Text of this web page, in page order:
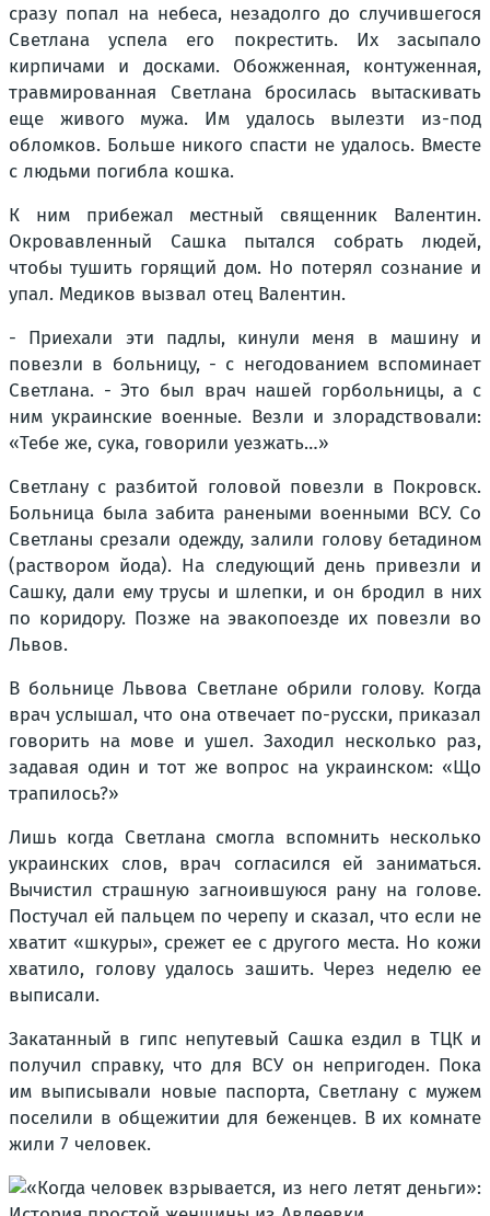
сразу попал на небеса, незадолго до случившегося
Светлана успела его покрестить. Их засыпало
кирпичами и досками. Обожженная, контуженная,
травмированная Светлана бросилась вытаскивать
еще живого мужа. Им удалось вылезти из-под
обломков. Больше никого спасти не удалось. Вместе
с людьми погибла кошка.
К ним прибежал местный священник Валентин.
Окровавленный Сашка пытался собрать людей,
чтобы тушить горящий дом. Но потерял сознание и
упал. Медиков вызвал отец Валентин.
- Приехали эти падлы, кинули меня в машину и
повезли в больницу, - с негодованием вспоминает
Светлана. - Это был врач нашей горбольницы, а с
ним украинские военные. Везли и злорадствовали:
«Тебе же, сука, говорили уезжать…»
Светлану с разбитой головой повезли в Покровск.
Больница была забита ранеными военными ВСУ. Со
Светланы срезали одежду, залили голову бетадином
(раствором йода). На следующий день привезли и
Сашку, дали ему трусы и шлепки, и он бродил в них
по коридору. Позже на эвакопоезде их повезли во
Львов.
В больнице Львова Светлане обрили голову. Когда
врач услышал, что она отвечает по-русски, приказал
говорить на мове и ушел. Заходил несколько раз,
задавая один и тот же вопрос на украинском: «Що
трапилось?»
Лишь когда Светлана смогла вспомнить несколько
украинских слов, врач согласился ей заниматься.
Вычистил страшную загноившуюся рану на голове.
Постучал ей пальцем по черепу и сказал, что если не
хватит «шкуры», срежет ее с другого места. Но кожи
хватило, голову удалось зашить. Через неделю ее
выписали.
Закатанный в гипс непутевый Сашка ездил в ТЦК и
получил справку, что для ВСУ он непригоден. Пока
им выписывали новые паспорта, Светлану с мужем
поселили в общежитии для беженцев. В их комнате
жили 7 человек.